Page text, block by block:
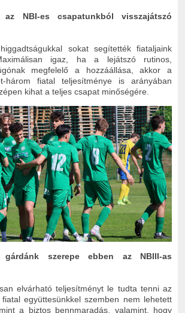
NBI-es csapatunkból visszajátszó
sokat segítették fiataljaink
igaz, ha a lejátszó rutinos,
megfelelő a hozzáállása, akkor a
három fiatal teljesítménye is arányában
kihat a teljes csapat minőségére.
szerepe ebben az NBIII-as
elvárható teljesítményt le tudta tenni az
együttesünkkel szemben nem lehetett
a biztos bennmaradás, valamint, hogy